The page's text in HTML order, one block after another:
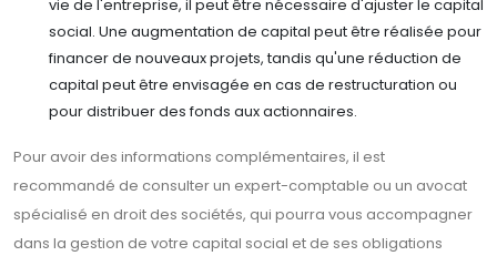
vie de l'entreprise, il peut être nécessaire d'ajuster le capital
social. Une augmentation de capital peut être réalisée pour
financer de nouveaux projets, tandis qu'une réduction de
capital peut être envisagée en cas de restructuration ou
pour distribuer des fonds aux actionnaires.
Pour avoir des informations complémentaires, il est
recommandé de consulter un expert-comptable ou un avocat
spécialisé en droit des sociétés, qui pourra vous accompagner
dans la gestion de votre capital social et de ses obligations